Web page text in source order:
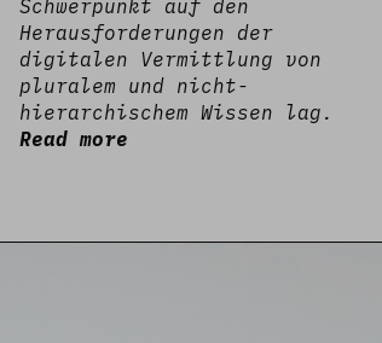
den Körper als einen
Emotion, Wissen und
Read more
Schwerpunkt auf den
Herausforderungen der
digitalen Vermittlung von
pluralem und nicht-
hierarchischem Wissen lag.
Read more